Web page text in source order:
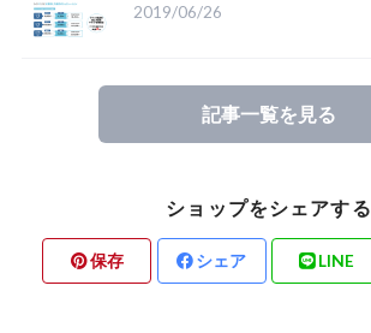
2019/06/26
記事一覧を見る
ショップをシェアする
保存 シェア LINE